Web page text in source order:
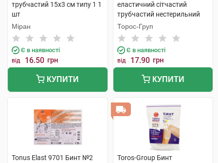
трубчастий 15х3 см типу 1 1
шт
Міран
Є в наявності
від 16.50 грн
КУПИТИ
еластичний сітчастий
трубчастий нестерильний
15х5 см стегно та голова 1
шт
Торос-Груп
Є в наявності
від 17.90 грн
КУПИТИ
Tonus Elast 9701 Бинт №2
Toros-Group Бинт